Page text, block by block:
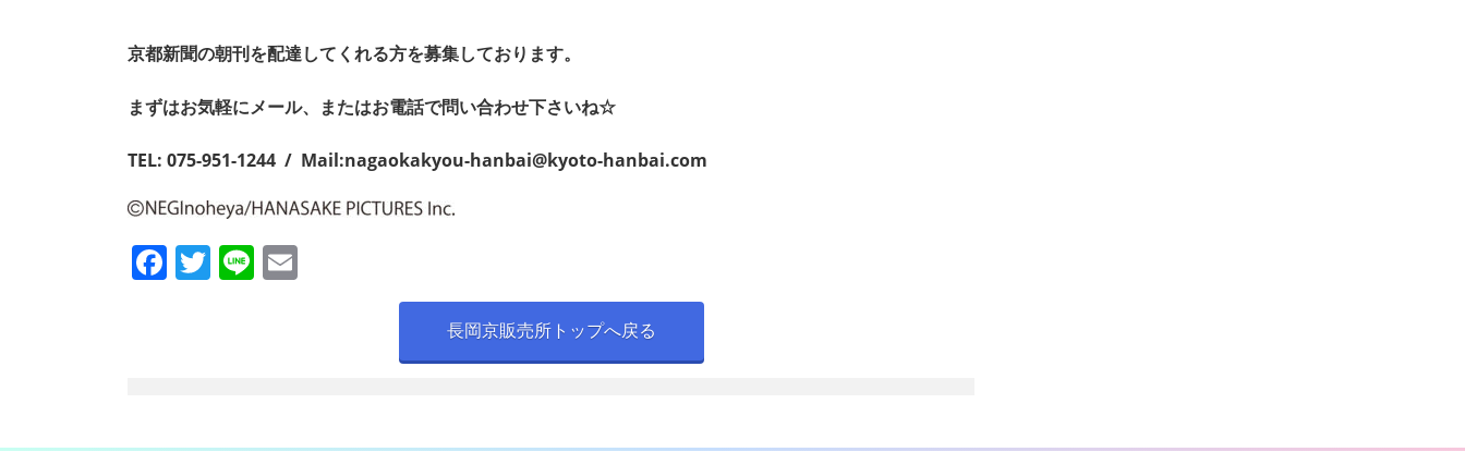
京都新聞の朝刊を配達してくれる方を募集しております。
まずはお気軽にメール、またはお電話で問い合わせ下さいね☆
TEL: 075-951-1244 / Mail:nagaokakyou-hanbai@kyoto-hanbai.com
F
o
T Li
長岡京販売所トップへ戻る